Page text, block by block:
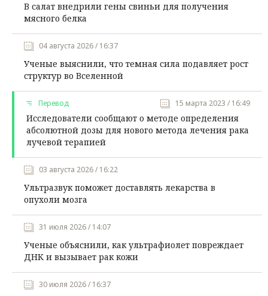
В салат внедрили гены свиньи для получения
мясного белка
04 августа 2026 / 16:37
Ученые выяснили, что темная сила подавляет рост
структур во Вселенной
Перевод 15 марта 2023 / 16:49
Исследователи сообщают о методе определения
абсолютной дозы для нового метода лечения рака
лучевой терапией
03 августа 2026 / 16:22
Ультразвук поможет доставлять лекарства в
опухоли мозга
31 июля 2026 / 14:07
Ученые объяснили, как ультрафиолет повреждает
ДНК и вызывает рак кожи
30 июля 2026 / 16:37